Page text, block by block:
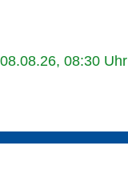
08:30 Uhr